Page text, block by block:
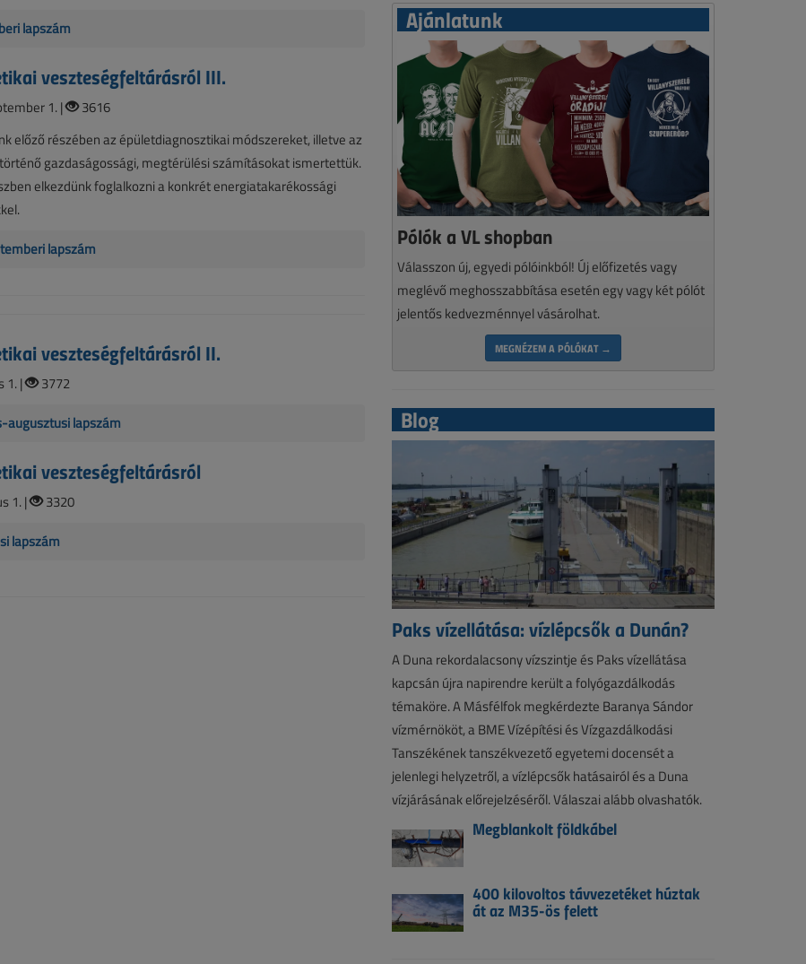
lapszám
veszteségfeltárásról III.
1. |
3616
előző részében az épületdiagnosztikai módszereket, illetve az
gazdaságossági, megtérülési számításokat ismertettük.
elkezdünk foglalkozni a konkrét energiatakarékossági
lapszám
veszteségfeltárásról II.
1. | 3772
augusztusi lapszám
veszteségfeltárásról
1. | 3320
lapszám
Ajánlatunk
Pólók a VL shopban
Válasszon új, egyedi pólóinkból! Új előfizetés vagy
meglévő meghosszabbítása esetén egy vagy két pólót
jelentős kedvezménnyel vásárolhat.
MEGNÉZEM A PÓLÓKAT →
Blog
Paks vízellátása: vízlépcsők a Dunán?
A Duna rekordalacsony vízszintje és Paks vízellátása
kapcsán újra napirendre került a folyógazdálkodás
témaköre. A Másfélfok megkérdezte Baranya Sándor
vízmérnököt, a BME Vízépítési és Vízgazdálkodási
Tanszékének tanszékvezető egyetemi docensét a
jelenlegi helyzetről, a vízlépcsők hatásairól és a Duna
vízjárásának előrejelzéséről. Válaszai alább olvashatók.
Megblankolt földkábel
400 kilovoltos távvezetéket húztak
át az M35-ös felett